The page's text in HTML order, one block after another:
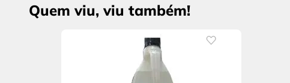
Quem viu, viu também!